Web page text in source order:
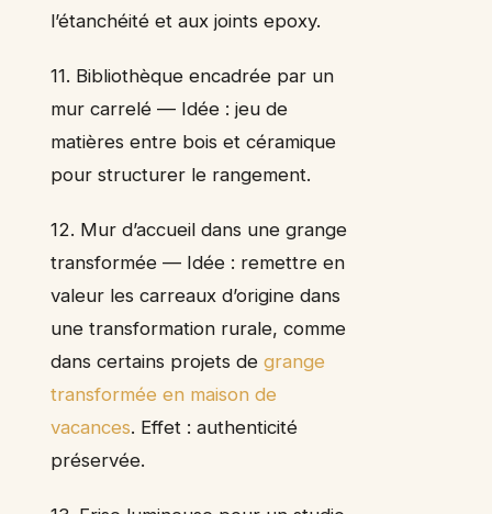
l’étanchéité et aux joints epoxy.
11. Bibliothèque encadrée par un
mur carrelé — Idée : jeu de
matières entre bois et céramique
pour structurer le rangement.
12. Mur d’accueil dans une grange
transformée — Idée : remettre en
valeur les carreaux d’origine dans
une transformation rurale, comme
dans certains projets de grange
transformée en maison de
vacances. Effet : authenticité
préservée.